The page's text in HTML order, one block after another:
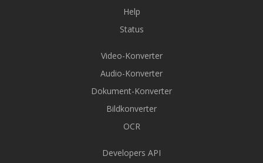
Help
Status
Video-Konverter
Audio-Konverter
Dokument-Konverter
Bildkonverter
OCR
Developers API